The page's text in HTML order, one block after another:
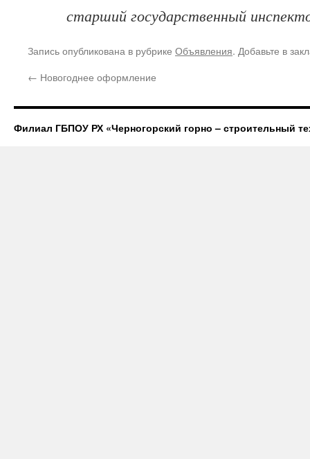
старший государственный
Запись опубликована в рубрике Объявления. Добавьте в
← Новогоднее оформление
Филиал ГБПОУ РХ «Черногорский горно – строительный